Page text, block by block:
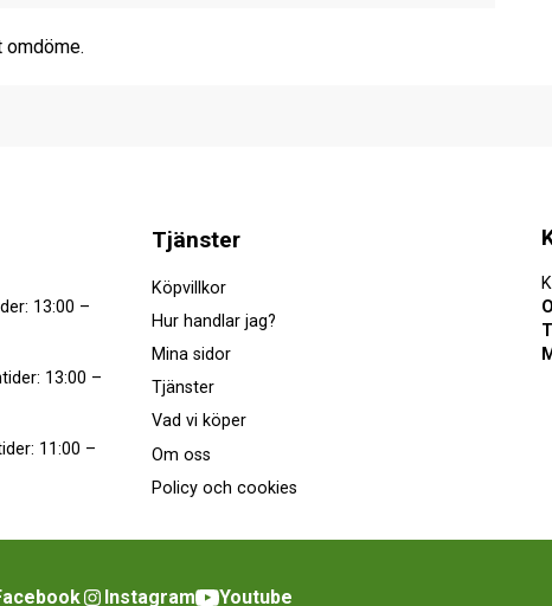
omdöme.
13:00 –
13:00 –
11:00 –
Tjänster
Köpvillkor
Hur handlar jag?
Mina sidor
Tjänster
Vad vi köper
Om oss
Policy och cookies
Instagram Youtube